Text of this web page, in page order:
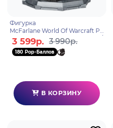
Фигурка
McFarlane World Of Warcraft Po
sed Dwarf Hunter Beast Master/
Marksman 15см 787926166767
3 599р. 3 990р.
180 Pop-Баллов
В КОРЗИНУ